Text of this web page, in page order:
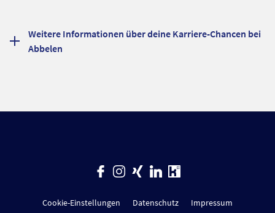
Weitere Informationen über deine Karriere-Chancen bei
Abbelen
Cookie-Einstellungen Datenschutz Impressum